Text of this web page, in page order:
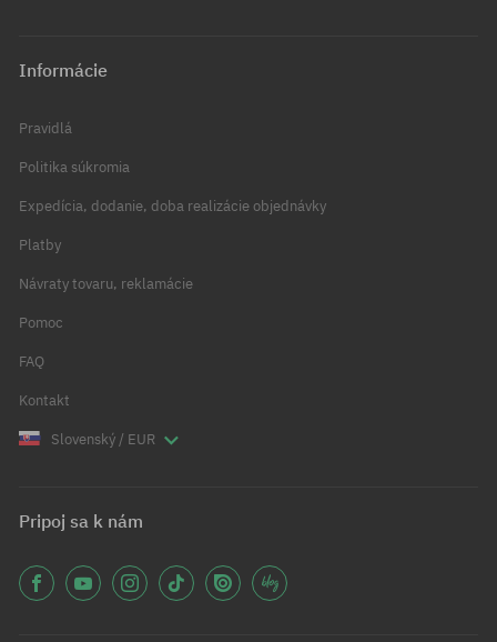
Informácie
Pravidlá
Politika súkromia
Expedícia, dodanie, doba realizácie objednávky
Platby
Návraty tovaru, reklamácie
Pomoc
FAQ
Kontakt
Slovenský / EUR
Pripoj sa k nám